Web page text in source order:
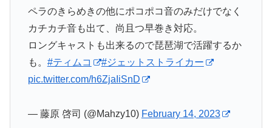
ペラのきらめきの他にポコポコ音のみだけでなく
カチカチ音も出て、尚且つ早巻き対応。
ロングキャストも出来るので琵琶湖で活躍するか
も。 #ティムコ
#ジェットストライカー
pic.twitter.com/h6ZjaIiSnD
— 藤原 啓司 (@Mahzy10) February 14, 2023